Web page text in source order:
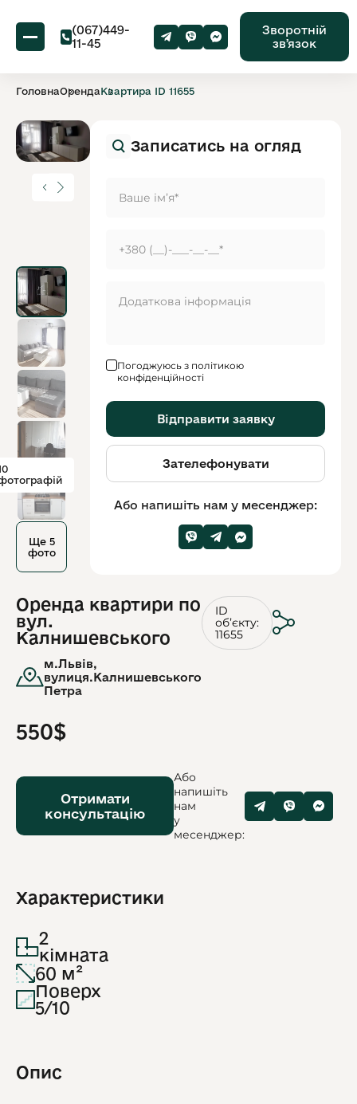
(067)449-
11-45
Зворотній
звʼязок
ГоловнаОрендаКвартира ID 11655
Ще 5
фото
Оренда квартири по
вул.
Калнишевського
м.Львів,
вулиця.Калнишевського
Петра
ID
обʼєкту:
11655
550$
Отримати
консультацію
Або
напишіть
нам
у
месенджер:
Характеристики
2
кімната
60 м²
Поверх
5/10
Опис
Записатись на огляд
Погоджуюсь з політикою
конфіденційності
Відправити заявку
Зателефонувати
Або напишіть нам у месенджер: